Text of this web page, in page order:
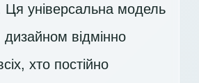
Ця універсальна модель
дизайном відмінно
хто постійно